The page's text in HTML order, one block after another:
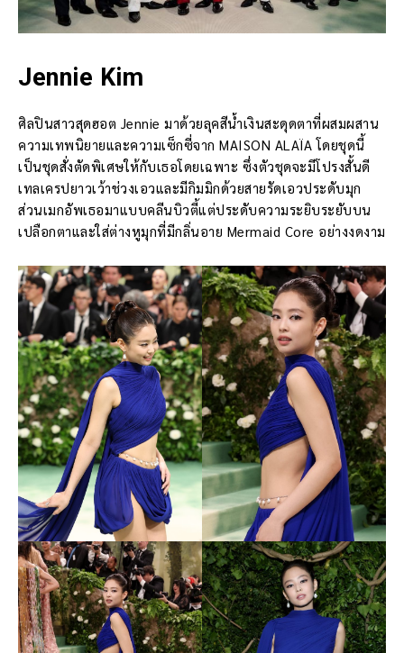
Jennie Kim
ศิลปินสาวสุดฮอต Jennie มาด้วยลุคสีน้ำเงินสะดุดตาที่ผสมผสาน
ความเทพนิยายและความเซ็กซี่จาก MAISON ALAÏA โดยชุดนี้
เป็นชุดสั่งตัดพิเศษให้กับเธอโดยเฉพาะ ซึ่งตัวชุดจะมีโปรงสั้นดี
เทลเครปยาวเว้าช่วงเอวและมีกิมมิกด้วยสายรัดเอวประดับมุก
ส่วนเมกอัพเธอมาแบบคลีนบิวตี้แต่ประดับความระยิบระยับบน
เปลือกตาและใส่ต่างหูมุกที่มีกลิ่นอาย Mermaid Core อย่างงดงาม